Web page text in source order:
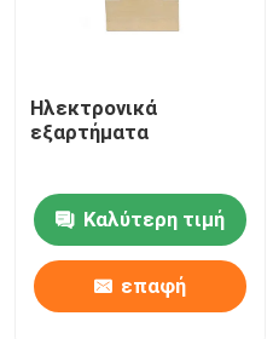
Ηλεκτρονικά
εξαρτήματα
Καλύτερη τιμή
επαφή